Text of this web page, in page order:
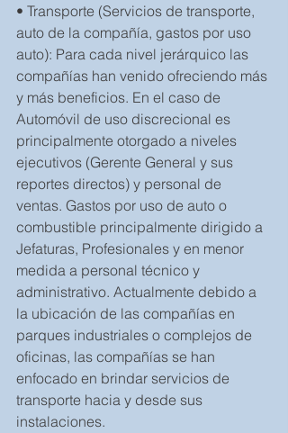
• Transporte (Servicios de transporte,
auto de la compañía, gastos por uso
auto): Para cada nivel jerárquico las
compañías han venido ofreciendo más
y más beneficios. En el caso de
Automóvil de uso discrecional es
principalmente otorgado a niveles
ejecutivos (Gerente General y sus
reportes directos) y personal de
ventas. Gastos por uso de auto o
combustible principalmente dirigido a
Jefaturas, Profesionales y en menor
medida a personal técnico y
administrativo. Actualmente debido a
la ubicación de las compañías en
parques industriales o complejos de
oficinas, las compañías se han
enfocado en brindar servicios de
transporte hacia y desde sus
instalaciones.